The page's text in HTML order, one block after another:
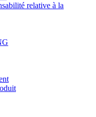
relative à la